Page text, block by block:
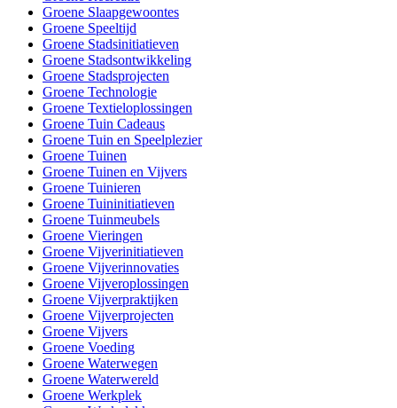
Groene Slaapgewoontes
Groene Speeltijd
Groene Stadsinitiatieven
Groene Stadsontwikkeling
Groene Stadsprojecten
Groene Technologie
Groene Textieloplossingen
Groene Tuin Cadeaus
Groene Tuin en Speelplezier
Groene Tuinen
Groene Tuinen en Vijvers
Groene Tuinieren
Groene Tuininitiatieven
Groene Tuinmeubels
Groene Vieringen
Groene Vijverinitiatieven
Groene Vijverinnovaties
Groene Vijveroplossingen
Groene Vijverpraktijken
Groene Vijverprojecten
Groene Vijvers
Groene Voeding
Groene Waterwegen
Groene Waterwereld
Groene Werkplek